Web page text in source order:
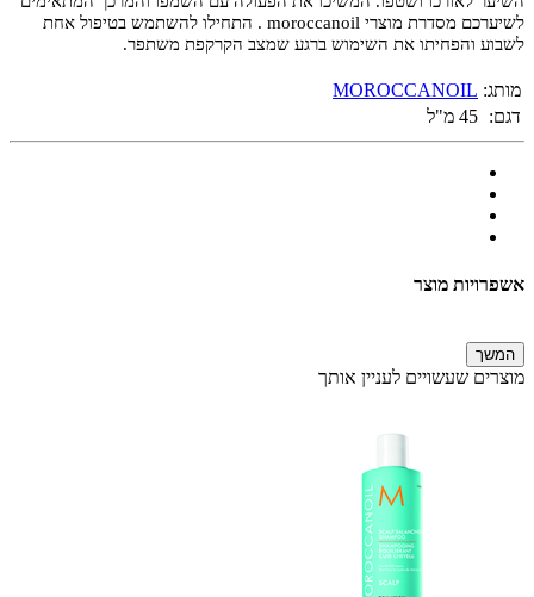
לשיערכם מסדרת מוצרי moroccanoil . התחילו להשתמש בטיפול אחת
לשבוע והפחיתו את השימוש ברגע שמצב הקרקפת משתפר.
מותג: MOROCCANOIL
דגם: 45 מ"ל
אשפרויות מוצר
המשך
מוצרים שעשויים לעניין אותך